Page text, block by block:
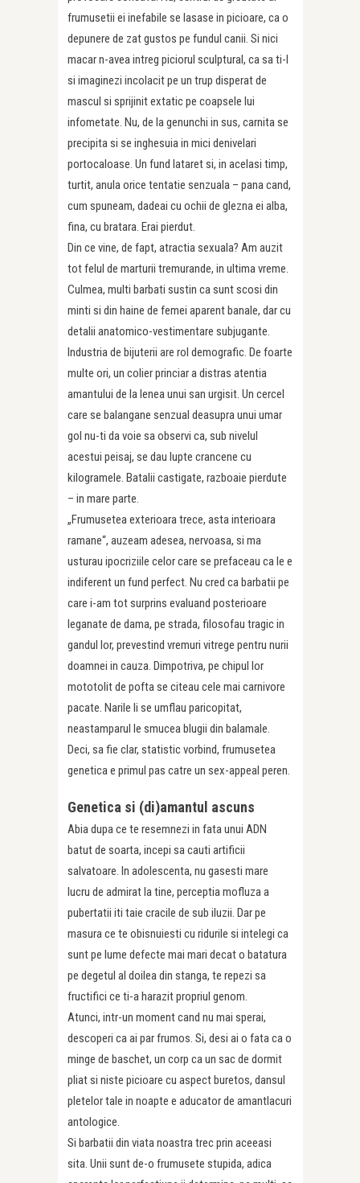
frumusetii ei inefabile se lasase in picioare, ca o
depunere de zat gustos pe fundul canii. Si nici
macar n-avea intreg piciorul sculptural, ca sa ti-l
si imaginezi incolacit pe un trup disperat de
mascul si sprijinit extatic pe coapsele lui
infometate. Nu, de la genunchi in sus, carnita se
precipita si se inghesuia in mici denivelari
portocaloase. Un fund lataret si, in acelasi timp,
turtit, anula orice tentatie senzuala – pana cand,
cum spuneam, dadeai cu ochii de glezna ei alba,
fina, cu bratara. Erai pierdut.
Din ce vine, de fapt, atractia sexuala? Am auzit
tot felul de marturii tremurande, in ultima vreme.
Culmea, multi barbati sustin ca sunt scosi din
minti si din haine de femei aparent banale, dar cu
detalii anatomico-vestimentare subjugante.
Industria de bijuterii are rol demografic. De foarte
multe ori, un colier princiar a distras atentia
amantului de la lenea unui san urgisit. Un cercel
care se balangane senzual deasupra unui umar
gol nu-ti da voie sa observi ca, sub nivelul
acestui peisaj, se dau lupte crancene cu
kilogramele. Batalii castigate, razboaie pierdute
– in mare parte.
„Frumusetea exterioara trece, asta interioara
ramane“, auzeam adesea, nervoasa, si ma
usturau ipocriziile celor care se prefaceau ca le e
indiferent un fund perfect. Nu cred ca barbatii pe
care i-am tot surprins evaluand posterioare
leganate de dama, pe strada, filosofau tragic in
gandul lor, prevestind vremuri vitrege pentru nurii
doamnei in cauza. Dimpotriva, pe chipul lor
mototolit de pofta se citeau cele mai carnivore
pacate. Narile li se umflau paricopitat,
neastamparul le smucea blugii din balamale.
Deci, sa fie clar, statistic vorbind, frumusetea
genetica e primul pas catre un sex-appeal peren.
Genetica si (di)amantul ascuns
Abia dupa ce te resemnezi in fata unui ADN
batut de soarta, incepi sa cauti artificii
salvatoare. In adolescenta, nu gasesti mare
lucru de admirat la tine, perceptia mofluza a
pubertatii iti taie cracile de sub iluzii. Dar pe
masura ce te obisnuiesti cu ridurile si intelegi ca
sunt pe lume defecte mai mari decat o batatura
pe degetul al doilea din stanga, te repezi sa
fructifici ce ti-a harazit propriul genom.
Atunci, intr-un moment cand nu mai sperai,
descoperi ca ai par frumos. Si, desi ai o fata ca o
minge de baschet, un corp ca un sac de dormit
pliat si niste picioare cu aspect buretos, dansul
pletelor tale in noapte e aducator de amantlacuri
antologice.
Si barbatii din viata noastra trec prin aceeasi
sita. Unii sunt de-o frumusete stupida, adica